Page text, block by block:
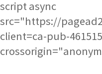
script async
src="https://
client=ca-pub-